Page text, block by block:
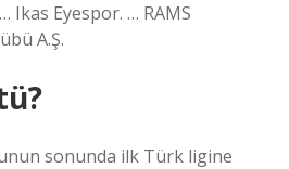
Ikas Eyespor. … RAMS
A.Ş.
sonunda ilk Türk ligine